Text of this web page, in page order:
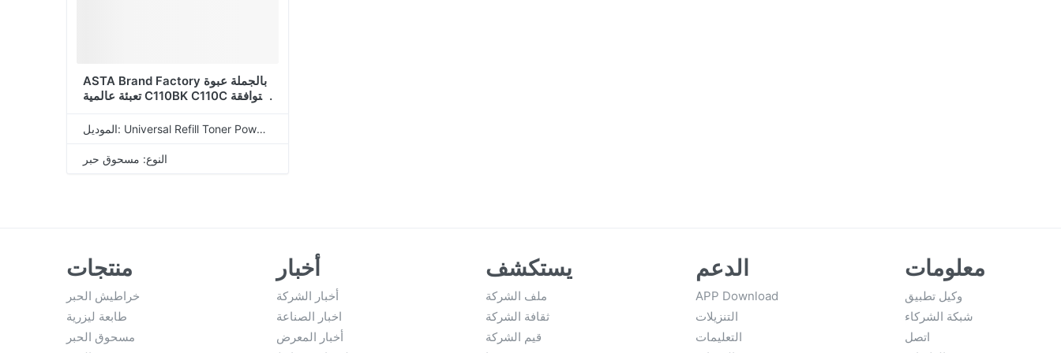
ASTA Brand Factory بالجملة عبوة
تعبئة عالمية C110BK C110C متوافقة
الموديل: Universal Refill Toner Powder
النوع: مسحوق حبر
منتجات
خراطيش الحبر
طابعة ليزرية
مسحوق الحبر
أخبار
أخبار الشركة
اخبار الصناعة
أخبار المعرض
يستكشف
ملف الشركة
ثقافة الشركة
قيم الشركة
الدعم
APP Download
التنزيلات
التعليمات
معلومات
وكيل تطبيق
شبكة الشركاء
اتصل